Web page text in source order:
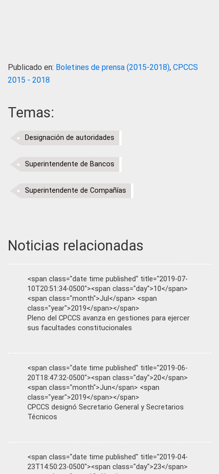
Publicado en: Boletines de prensa (2015-2018), CPCCS
2015 - 2018
Temas:
Designación de autoridades
Superintendente de Bancos
Superintendente de Compañías
Noticias relacionadas
<span class="date time published" title="2019-07-
10T20:51:34-0500"><span class="day">10</span>
<span class="month">Jul</span> <span
class="year">2019</span></span>
Pleno del CPCCS avanza en gestiones para ejercer
sus facultades constitucionales
<span class="date time published" title="2019-06-
20T18:47:32-0500"><span class="day">20</span>
<span class="month">Jun</span> <span
class="year">2019</span></span>
CPCCS designó Secretario General y Secretarios
Técnicos
<span class="date time published" title="2019-04-
23T14:50:23-0500"><span class="day">23</span>